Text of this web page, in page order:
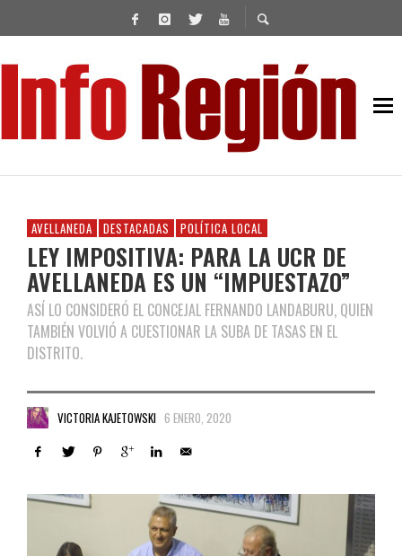
AVELLANEDA DESTACADAS POLÍTICA LOCAL
LEY IMPOSITIVA: PARA LA UCR DE
AVELLANEDA ES UN “IMPUESTAZO”
ASÍ LO CONSIDERÓ EL CONCEJAL FERNANDO LANDABURU, QUIEN
TAMBIÉN VOLVIÓ A CUESTIONAR LA SUBA DE TASAS EN EL
DISTRITO.
VICTORIA KAJETOWSKI 6 ENERO, 2020